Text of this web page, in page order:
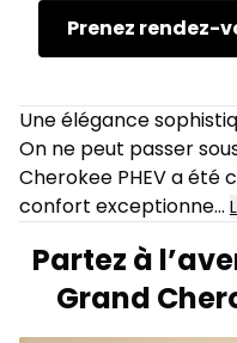
Prenez rendez-
Une élégance
On ne peut passer
Cherokee PHEV a été
confort exceptionne...
Partez à
Grand